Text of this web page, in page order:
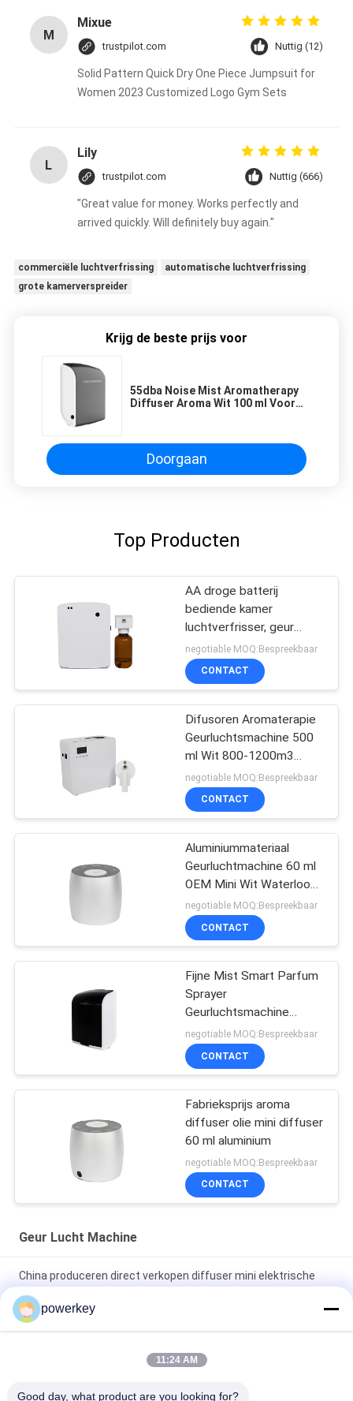
M
Mixue
trustpilot.com Nuttig (12)
Solid Pattern Quick Dry One Piece Jumpsuit for
Women 2023 Customized Logo Gym Sets
L
Lily
trustpilot.com Nuttig (666)
"Great value for money. Works perfectly and
arrived quickly. Will definitely buy again."
commerciële luchtverfrissing
automatische luchtverfrissing
grote kamerverspreider
Krijg de beste prijs voor
55dba Noise Mist Aromatherapy
Diffuser Aroma Wit 100 ml Voor
Doorgaan
Top Producten
AA droge batterij
bediende kamer
luchtverfrisser, geur
diffuser machine voor
toilet
negotiable MOQ:Bespreekbaar
CONTACT
Difusoren Aromaterapie
Geurluchtsmachine 500
ml Wit 800-1200m3
Geurbedekking
negotiable MOQ:Bespreekbaar
CONTACT
Aluminiummateriaal
Geurluchtmachine 60 ml
OEM Mini Wit Waterloos
Diffuser
negotiable MOQ:Bespreekbaar
CONTACT
Fijne Mist Smart Parfum
Sprayer
Geurluchtsmachine
Plastic Rohs Fcc
Goedkeuring Aroma
negotiable MOQ:Bespreekbaar
CONTACT
Fabrieksprijs aroma
diffuser olie mini diffuser
60 ml aluminium
negotiable MOQ:Bespreekbaar
CONTACT
Geur Lucht Machine
China produceren direct verkopen diffuser mini elektrische
diffuser 60 ml aluminium
Fabriek directe verkoopprijs aroma etherische olie mini
powerkey
11:24 AM
Good day, what product are you looking for?